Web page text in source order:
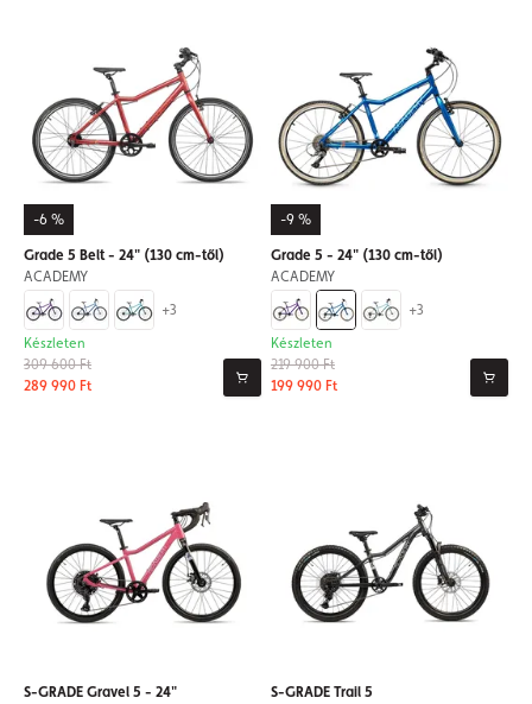
-6 %
Grade 5 Belt - 24" (130 cm-től)
ACADEMY
+3
309 600 Ft
289 990 Ft
Készleten
-9 %
Grade 5 - 24" (130 cm-től)
ACADEMY
+3
219 900 Ft
199 990 Ft
Készleten
S-GRADE Gravel 5 - 24"
S-GRADE Trail 5